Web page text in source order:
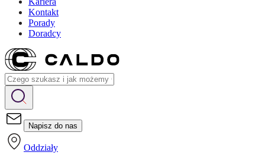
Kontakt
Porady
Doradcy
Napisz do nas
Oddziały